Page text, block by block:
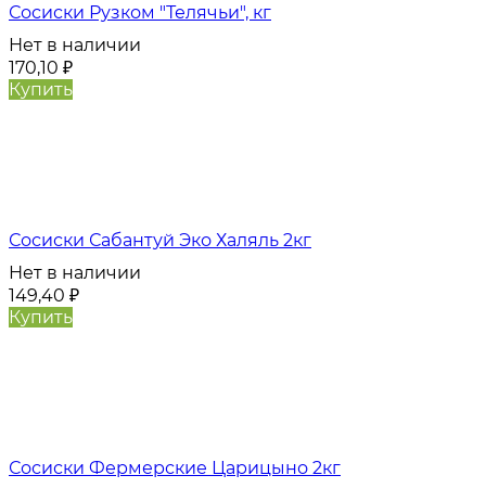
Сосиски Рузком "Телячьи", кг
Нет в наличии
170,10 ₽
Купить
Сосиски Сабантуй Эко Халяль 2кг
Нет в наличии
149,40 ₽
Купить
Сосиски Фермерские Царицыно 2кг